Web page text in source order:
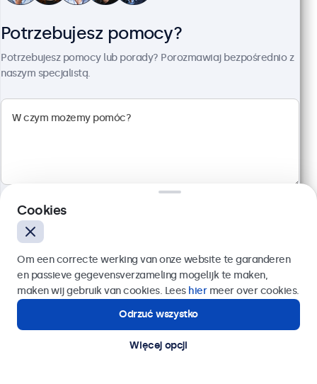
Monitor 24" Metalowy
Kod produktu:24HD7M
2 299,00 zł
2 827,77 zł z VAT
Szczegóły
Dodaj do koszyka
Potrzebujesz pomocy?
Potrzebujesz pomocy lub porady? Porozmawiaj bezpośrednio z
naszym specjalistą.
Wyślij
Lub zadzwoń pod numer:22 397 04 43
Potrzebujesz pomocy?
Kontakt ze specjalistą.
Cookies
Om een correcte werking van onze website te garanderen
en passieve gegevensverzameling mogelijk te maken,
maken wij gebruik van cookies. Lees hiermeer over cookies.
Odrzuć wszystko
Więcej opcji